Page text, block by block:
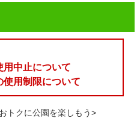
用中止について
使用制限について
おトクに公園を楽しもう